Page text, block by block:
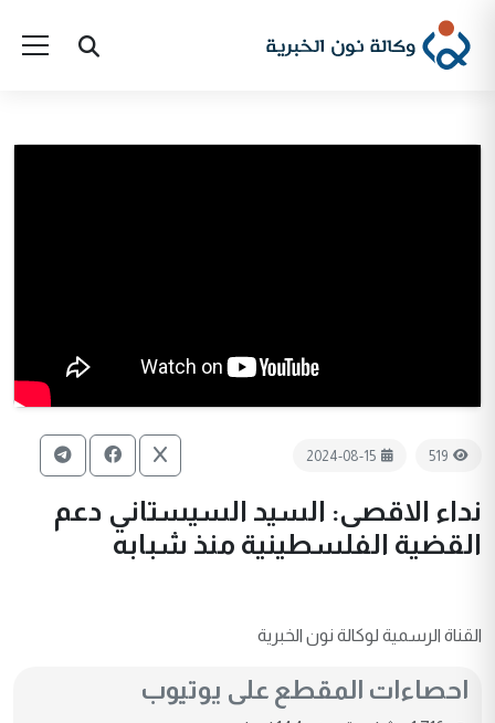
519
2024-08-15
نداء الاقصى: السيد السيستاني دعم
القضية الفلسطينية منذ شبابه
القناة الرسمية لوكالة نون الخبرية
احصاءات المقطع على يوتيوب